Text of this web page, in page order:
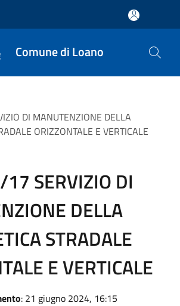
Comune di Loano
DI MANUTENZIONE DELLA
ORIZZONTALE E VERTICALE
SERVIZIO DI
DELLA
STRADALE
E VERTICALE
: 21 giugno 2024, 16:15